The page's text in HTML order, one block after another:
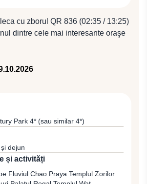
cu zborul QR 836 (02:35 / 13:25)
dintre cele mai interesante oraşe
de palate, de temple budiste,
locuitori îşi numesc oraşul Krung
traducere înseamnă „Oraşul
și vom vizita apoi 2 temple
care adăposteşte o
din aur a lui Buddha, care are o
care cântăreşte nu mai puţin de 5,5 t
cel mai mare templu din Bangkok,
astfel datorită statuii gigantice care-l
Park 4* (sau similar 4*)
dejun
și activități
Fluviul Chao Praya Templul Zorilor